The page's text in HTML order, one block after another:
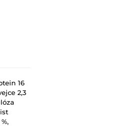
16
2,3